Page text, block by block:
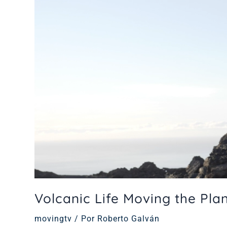
Volcanic Life Moving the
movingtv / Por Roberto Galván